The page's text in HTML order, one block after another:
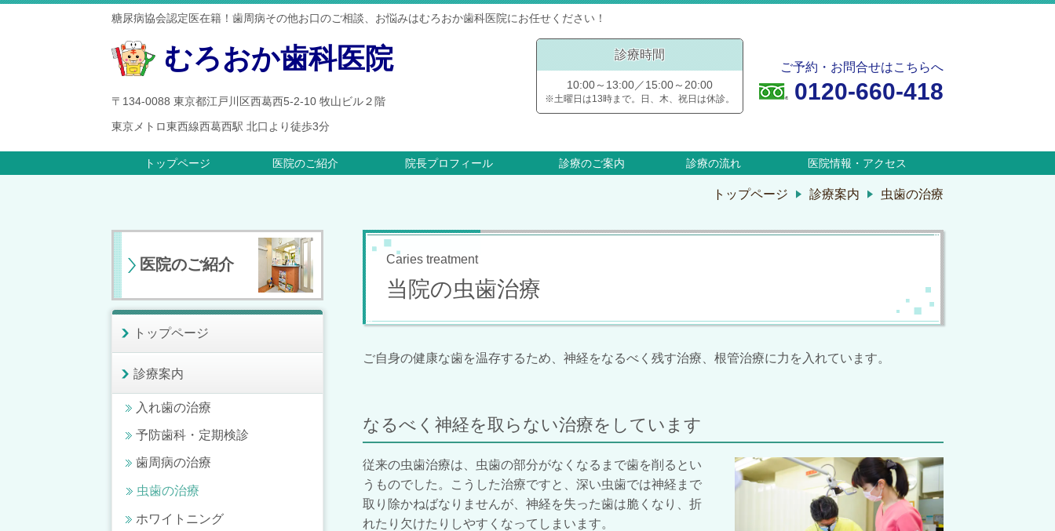
糖尿病協会認定医在籍！歯周病その他お口のご相談、お悩みはむろおか歯科医院にお任せください！
むろおか歯科医院
〒134-0088 東京都江戸川区西葛西5-2-10 牧山ビル２階
東京メトロ東西線西葛西駅 北口より徒歩3分
診療時間
10:00～13:00／15:00～20:00
※土曜日は13時まで。日、木、祝日は休診。
ご予約・お問合せはこちらへ
0120-660-418
トップページ 医院のご紹介 院長プロフィール 診療のご案内 診療の流れ 医院情報・アクセス
トップページ 診療案内 虫歯の治療
Caries treatment
当院の虫歯治療
ご自身の健康な歯を温存するため、神経をなるべく残す治療、根管治療に力を入れています。
なるべく神経を取らない治療をしています
従来の虫歯治療は、虫歯の部分がなくなるまで歯を削るとい
うものでした。こうした治療ですと、深い虫歯では神経まで
取り除かねばなりませんが、神経を失った歯は脆くなり、折
れたり欠けたりしやすくなってしまいます。
医院のご紹介
トップページ
診療案内
入れ歯の治療
予防歯科・定期検診
歯周病の治療
虫歯の治療
ホワイトニング